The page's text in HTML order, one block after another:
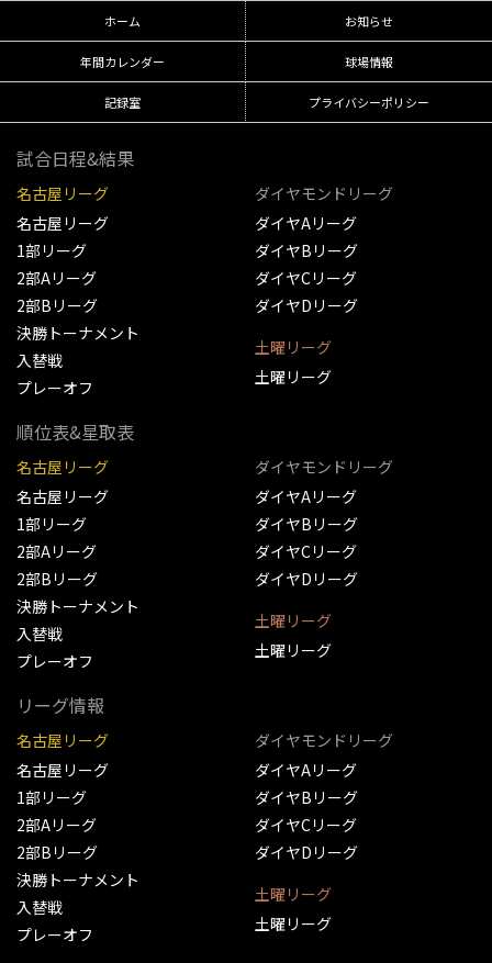
ホーム お知らせ
年間カレンダー 球場情報
記録室 プライバシーポリシー
試合日程&結果
名古屋リーグ
名古屋リーグ
1部リーグ
2部Aリーグ
2部Bリーグ
決勝トーナメント
入替戦
プレーオフ
ダイヤモンドリーグ
ダイヤAリーグ
ダイヤBリーグ
ダイヤCリーグ
ダイヤDリーグ
土曜リーグ
土曜リーグ
順位表&星取表
名古屋リーグ
名古屋リーグ
1部リーグ
2部Aリーグ
2部Bリーグ
決勝トーナメント
入替戦
プレーオフ
ダイヤモンドリーグ
ダイヤAリーグ
ダイヤBリーグ
ダイヤCリーグ
ダイヤDリーグ
土曜リーグ
土曜リーグ
リーグ情報
名古屋リーグ
名古屋リーグ
1部リーグ
2部Aリーグ
2部Bリーグ
決勝トーナメント
入替戦
プレーオフ
ダイヤモンドリーグ
ダイヤAリーグ
ダイヤBリーグ
ダイヤCリーグ
ダイヤDリーグ
土曜リーグ
土曜リーグ